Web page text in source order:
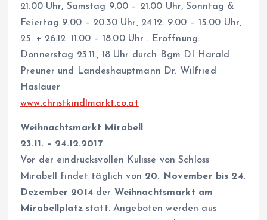
21.00 Uhr, Samstag 9.00 – 21.00 Uhr, Sonntag &
Feiertag 9.00 – 20.30 Uhr, 24.12. 9.00 – 15.00 Uhr,
25. + 26.12. 11.00 – 18.00 Uhr . Eröffnung:
Donnerstag 23.11., 18 Uhr durch Bgm DI Harald
Preuner und Landeshauptmann Dr. Wilfried
Haslauer
www.christkindlmarkt.co.at
Weihnachtsmarkt Mirabell
23.11. – 24.12.2017
Vor der eindrucksvollen Kulisse von Schloss
Mirabell findet täglich von 20. November bis 24.
Dezember 2014der Weihnachtsmarkt am
Mirabellplatzstatt. Angeboten werden aus